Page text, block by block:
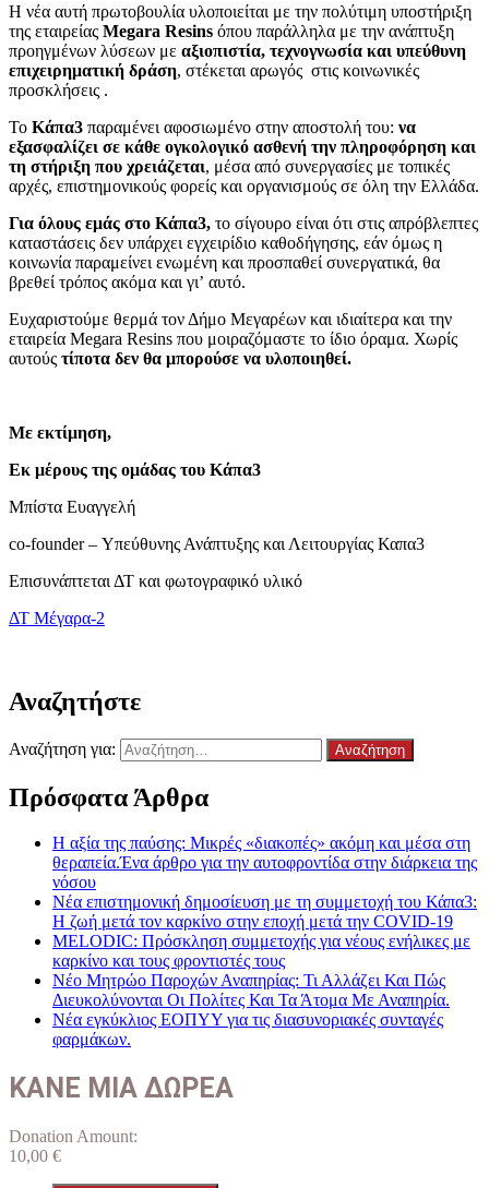
Η νέα αυτή πρωτοβουλία υλοποιείται με την πολύτιμη υποστήριξη
της εταιρείας Megara Resins όπου παράλληλα με την ανάπτυξη
προηγμένων λύσεων με αξιοπιστία, τεχνογνωσία και υπεύθυνη
επιχειρηματική δράση, στέκεται αρωγός στις κοινωνικές
προσκλήσεις .
Το Κάπα3 παραμένει αφοσιωμένο στην αποστολή του: να
εξασφαλίζει σε κάθε ογκολογικό ασθενή την πληροφόρηση και
τη στήριξη που χρειάζεται, μέσα από συνεργασίες με τοπικές
αρχές, επιστημονικούς φορείς και οργανισμούς σε όλη την Ελλάδα.
Για όλους εμάς στο Κάπα3, το σίγουρο είναι ότι στις απρόβλεπτες
καταστάσεις δεν υπάρχει εγχειρίδιο καθοδήγησης, εάν όμως η
κοινωνία παραμείνει ενωμένη και προσπαθεί συνεργατικά, θα
βρεθεί τρόπος ακόμα και γι’ αυτό.
Ευχαριστούμε θερμά τον Δήμο Μεγαρέων και ιδιαίτερα και την
εταιρεία Megara Resins που μοιραζόμαστε το ίδιο όραμα. Χωρίς
αυτούς τίποτα δεν θα μπορούσε να υλοποιηθεί.
Με εκτίμηση,
Εκ μέρους της ομάδας του Κάπα3
Μπίστα Ευαγγελή
co-founder – Υπεύθυνης Ανάπτυξης και Λειτουργίας Καπα3
Επισυνάπτεται ΔΤ και φωτογραφικό υλικό
ΔΤ Μέγαρα-2
Αναζητήστε
Αναζήτηση για:
Πρόσφατα Άρθρα
Η αξία της παύσης: Μικρές «διακοπές» ακόμη και μέσα στη
θεραπεία.Ένα άρθρο για την αυτοφροντίδα στην διάρκεια της
νόσου
Νέα επιστημονική δημοσίευση με τη συμμετοχή του Κάπα3:
Η ζωή μετά τον καρκίνο στην εποχή μετά την COVID-19
MELODIC: Πρόσκληση συμμετοχής για νέους ενήλικες με
καρκίνο και τους φροντιστές τους
Νέο Μητρώο Παροχών Αναπηρίας: Τι Αλλάζει Και Πώς
Διευκολύνονται Οι Πολίτες Και Τα Άτομα Με Αναπηρία.
Νέα εγκύκλιος ΕΟΠΥΥ για τις διασυνοριακές συνταγές
φαρμάκων.
ΚΑΝΕ ΜΙΑ ΔΩΡΕΑ
Donation Amount:
10,00 €